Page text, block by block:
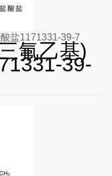
盐1171331-39-7
氟乙基)
39-